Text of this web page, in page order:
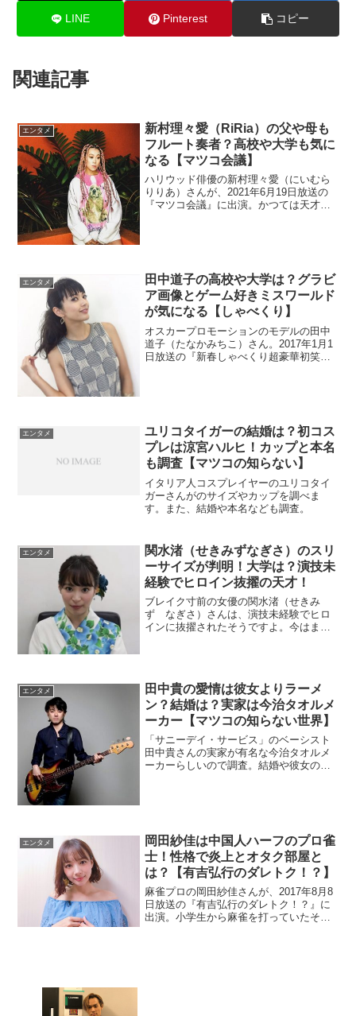
LINE Pinterest コピー
関連記事
エンタメ
新村理々愛（RiRia）の父や母も
フルート奏者？高校や大学も気に
なる【マツコ会議】
ハリウッド俳優の新村理々愛（にいむら
りりあ）さんが、2021年6月19日放送の
『マツコ会議』に出演。かつては天才フ
エンタメ
田中道子の高校や大学は？グラビ
ア画像とゲーム好きミスワールド
が気になる【しゃべくり】
オスカープロモーションのモデルの田中
道子（たなかみちこ）さん。2017年1月1
日放送の『新春しゃべくり超豪華初笑
エンタメ
ユリコタイガーの結婚は？初コス
プレは涼宮ハルヒ！カップと本名
も調査【マツコの知らない】
イタリア人コスプレイヤーのユリコタイ
ガーさんがのサイズやカップを調べま
す。また、結婚や本名なども調査。
エンタメ
関水渚（せきみずなぎさ）のスリ
ーサイズが判明！大学は？演技未
経験でヒロイン抜擢の天才！
ブレイク寸前の女優の関水渚（せきみ
ず なぎさ）さんは、演技未経験でヒロ
インに抜擢されたそうですよ。今はまだ
エンタメ
田中貴の愛情は彼女よりラーメ
ン？結婚は？実家は今治タオルメ
ーカー【マツコの知らない世界】
「サニーデイ・サービス」のベーシスト
田中貴さんの実家が有名な今治タオルメ
ーカーらしいので調査。結婚や彼女のエ
エンタメ
岡田紗佳は中国人ハーフのプロ雀
士！性格で炎上とオタク部屋と
は？【有吉弘行のダレトク！？】
麻雀プロの岡田紗佳さんが、2017年8月8
日放送の『有吉弘行のダレトク！？』に
出演。小学生から麻雀を打っていたそう